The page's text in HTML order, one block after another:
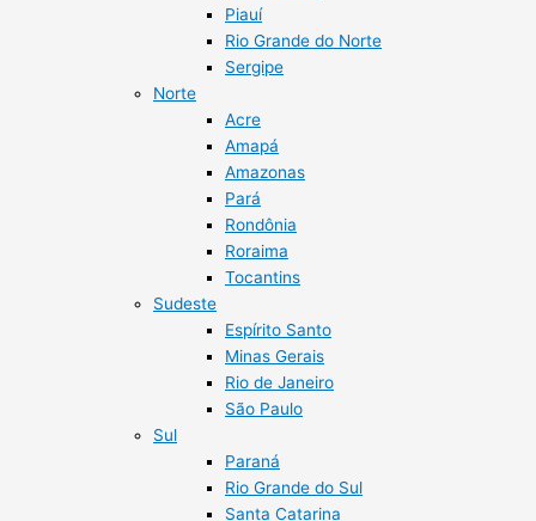
Piauí
Rio Grande do Norte
Sergipe
Norte
Acre
Amapá
Amazonas
Pará
Rondônia
Roraima
Tocantins
Sudeste
Espírito Santo
Minas Gerais
Rio de Janeiro
São Paulo
Sul
Paraná
Rio Grande do Sul
Santa Catarina